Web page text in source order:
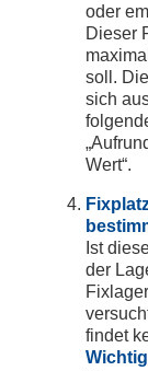
oder
Dieser
soll.
sich
Wert“.
Ist
der
findet
Wichtig